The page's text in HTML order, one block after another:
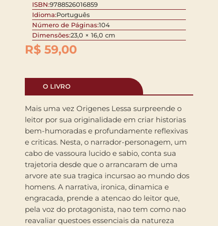
ISBN:9788526016859
Idioma:Português
Número de Páginas:104
Dimensões:23,0 × 16,0 cm
R$ 59,00
O LIVRO
Mais uma vez Origenes Lessa surpreende o
leitor por sua originalidade em criar historias
bem-humoradas e profundamente reflexivas
e criticas. Nesta, o narrador-personagem, um
cabo de vassoura lucido e sabio, conta sua
trajetoria desde que o arrancaram de uma
arvore ate sua tragica incursao ao mundo dos
homens. A narrativa, ironica, dinamica e
engracada, prende a atencao do leitor que,
pela voz do protagonista, nao tem como nao
reavaliar questoes essenciais da natureza